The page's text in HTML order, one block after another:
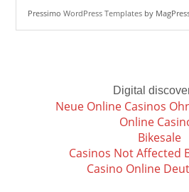
PressimoWordPress Templates by
Digital
Neue Online Casinos
Online
Bikesale
Casinos Not Affected
Casino Online